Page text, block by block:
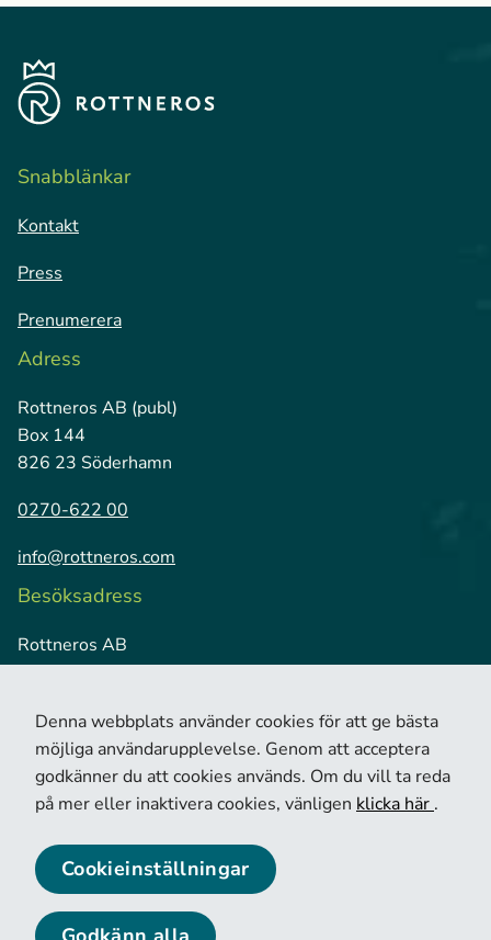
Snabblänkar
Kontakt
Press
Prenumerera
Adress
Rottneros AB (publ)
Box 144
826 23 Söderhamn
0270-622 00
info@rottneros.com
Besöksadress
Rottneros AB
Vallviks Bruk
© 2026 Copyright Rottneros.
Cookie policy Privacy policy
Denna webbplats använder cookies för att ge bästa
möjliga användarupplevelse. Genom att acceptera
godkänner du att cookies används. Om du vill ta reda
på mer eller inaktivera cookies, vänligen klicka här .
Cookieinställningar